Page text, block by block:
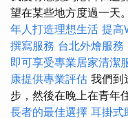
望在某些地方度過一天。
年人打造理想生活 提高
撰寫服務 台北外燴服
即可享受專業居家清潔
康提供專業評估 我們到
步，然後在晚上在青年
長者的最佳選擇 耳掛式